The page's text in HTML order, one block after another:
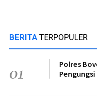
BERITA TERPOPULER
01
Polres